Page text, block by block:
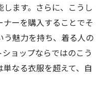
セレクトショップの
トレーナー選びに必
ナーの選び方と着こ
ます。さらに、こうし
ーを購入することでそ
魅力を持ち、着る人の
ョップならではのこう
なる衣服を超えて、自